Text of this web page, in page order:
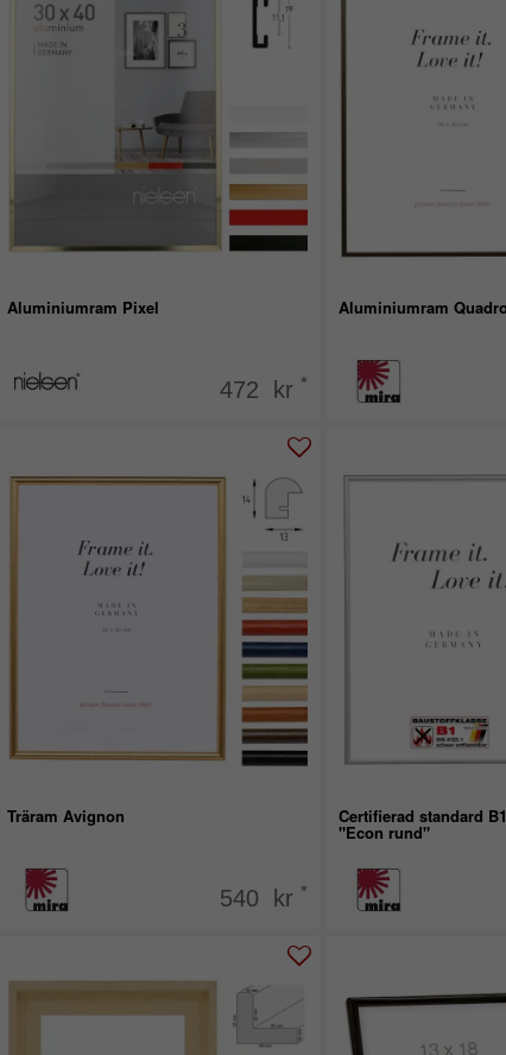
Aluminiumram Pixel
472 kr *
Aluminiumram
Träram Avignon
540 kr *
Certifierad standard
"Econ rund"